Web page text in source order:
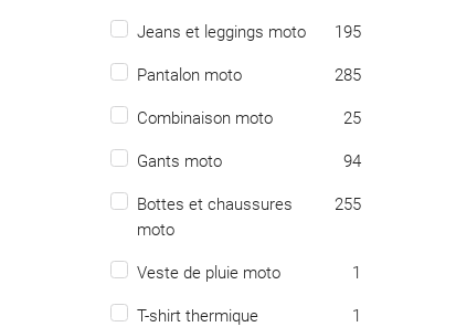
Jeans et leggings moto 195
Pantalon moto 285
Combinaison moto 25
Gants moto 94
Bottes et chaussures
moto
255
Veste de pluie moto 1
T-shirt thermique 1